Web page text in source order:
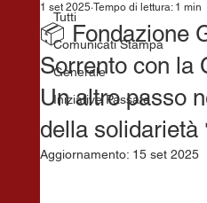
Tutti
Comunicati Stampa
Generale
Iniziative Passate
📦 Fondazione
Sorrento con la
Un altro passo
della solidarietà
1 set 2025 Tempo di lettura: 1 min
Aggiornamento: 15 set 2025